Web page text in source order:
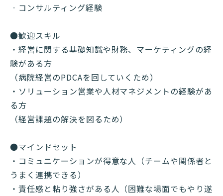
‐コンサルティング経験
●歓迎スキル
・経営に関する基礎知識や財務、マーケティングの経
験がある方
（病院経営のPDCAを回していくため）
・ソリューション営業や人材マネジメントの経験があ
る方
（経営課題の解決を図るため）
●マインドセット
・コミュニケーションが得意な人（チームや関係者と
うまく連携できる）
・責任感と粘り強さがある人（困難な場面でもやり遂